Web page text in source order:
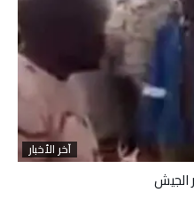
آخر الأخبار